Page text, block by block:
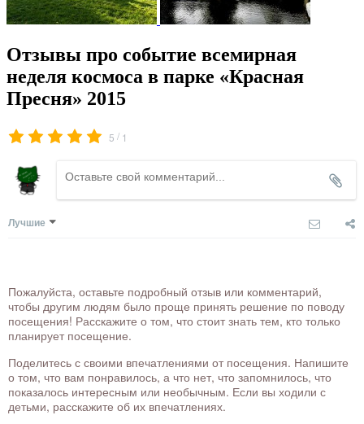
Отзывы про событие всемирная
неделя космоса в парке «Красная
Пресня» 2015
5 / 1
Лучшие
Пожалуйста, оставьте подробный отзыв или комментарий,
чтобы другим людям было проще принять решение по поводу
посещения! Расскажите о том, что стоит знать тем, кто только
планирует посещение.
Поделитесь с своими впечатлениями от посещения. Напишите
о том, что вам понравилось, а что нет, что запомнилось, что
показалось интересным или необычным. Если вы ходили с
детьми, расскажите об их впечатлениях.